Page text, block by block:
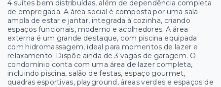
4 suítes bem distribuídas, além de dependência completa
de empregada. A área social é composta por uma sala
ampla de estar e jantar, integrada à cozinha, criando
espaços funcionais, moderno e acolhedores. A área
externa é um grande destaque, com piscina equipada
com hidromassagem, ideal para momentos de lazer e
relaxamento. Dispõe ainda de 3 vagas de garagem. O
condomínio conta com uma área de lazer completa,
incluindo piscina, salão de festas, espaço gourmet,
quadras esportivas, playground, áreas verdes e espaços de